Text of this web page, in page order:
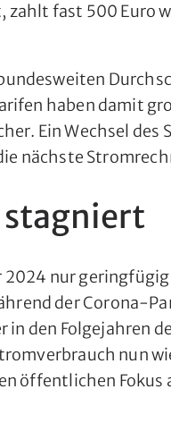
fast 500 Euro
haben damit
Ein Wechsel des
nächste
2024 nur
der Corona-
in den Folgejahren
nun
öffentlichen Fokus